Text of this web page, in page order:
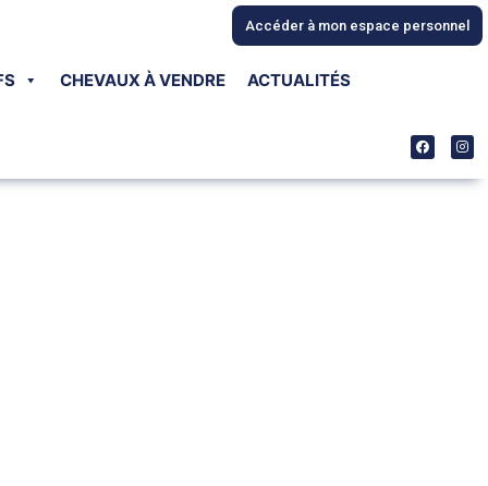
Accéder à mon espace personnel
CHEVAUX À VENDRE ACTUALITÉS